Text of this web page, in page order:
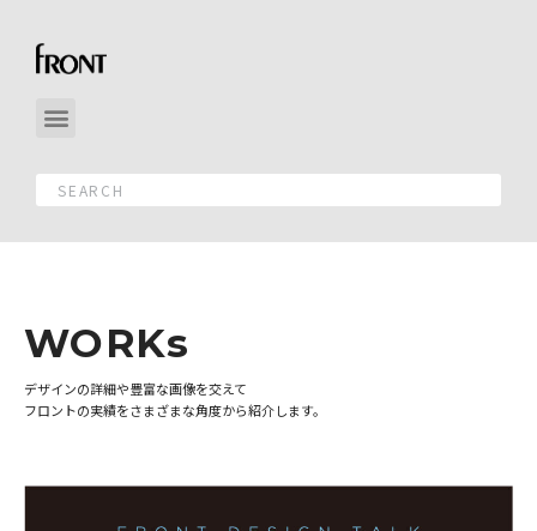
WORKs
デザインの詳細や豊富な画像を交えて
フロントの実績をさまざまな角度から紹介します。